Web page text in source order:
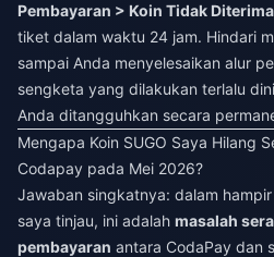
Pembayaran > Koin Tidak Diterima
tiket dalam waktu 24 jam. Hindari
sampai Anda menyelesaikan alur
sengketa yang dilakukan terlalu
Anda ditangguhkan secara
Mengapa Koin SUGO Saya Hilang
Codapay pada Mei 2026?
Jawaban singkatnya: dalam
saya tinjau, ini adalah masalah
pembayaran antara CodaPay dan